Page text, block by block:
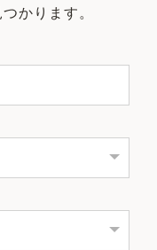
かります。